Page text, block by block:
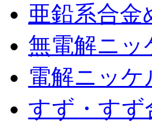
亜鉛系合金
無電解ニ
電解ニッケ
すず・す